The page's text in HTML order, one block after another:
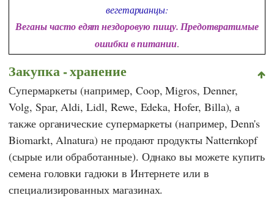
вегетарианцы:
Веганы часто едят нездоровую пищу. Предотвратимые
ошибки в питании.
Закупка - хранение
Супермаркеты (например, Coop,Migros,Denner,
Volg, Spar,Aldi,Lidl, Rewe, Edeka,Hofer, Billa), а
также органические супермаркеты (например, Denn's
Biomarkt,Alnatura) не продают продукты Natternkopf
(сырые или обработанные). Однако вы можете купить
семена головки гадюки в Интернете или в
специализированных магазинах.